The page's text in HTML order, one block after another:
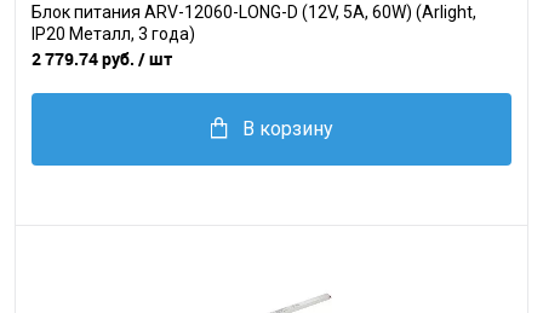
Блок питания ARV-12060-LONG-D (12V, 5A, 60W) (Arlight,
IP20 Металл, 3 года)
2 779.74 руб. / шт
В корзину